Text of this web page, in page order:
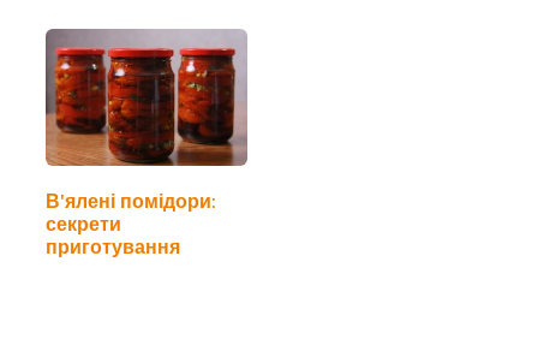
В'ялені помідори:
секрети
приготування